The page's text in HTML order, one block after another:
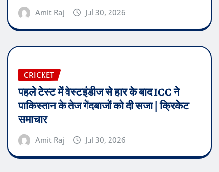
Amit Raj Jul 30, 2026
CRICKET
पहले टेस्ट में वेस्टइंडीज से हार के बाद ICC ने
पाकिस्तान के तेज गेंदबाजों को दी सजा | क्रिकेट
समाचार
Amit Raj Jul 30, 2026